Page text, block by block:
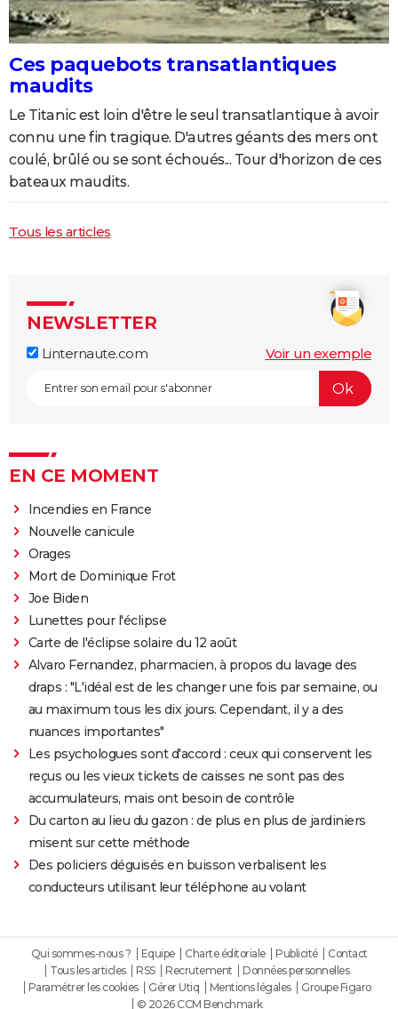
Ces paquebots transatlantiques
maudits
Le Titanic est loin d'être le seul transatlantique à avoir
connu une fin tragique. D'autres géants des mers ont
coulé, brûlé ou se sont échoués... Tour d'horizon de ces
bateaux maudits.
Tous les articles
NEWSLETTER
Linternaute.com Voir un exemple
EN CE MOMENT
Incendies en France
Nouvelle canicule
Orages
Mort de Dominique Frot
Joe Biden
Lunettes pour l'éclipse
Carte de l'éclipse solaire du 12 août
Alvaro Fernandez, pharmacien, à propos du lavage des
draps : "L'idéal est de les changer une fois par semaine, ou
au maximum tous les dix jours. Cependant, il y a des
nuances importantes"
Les psychologues sont d'accord : ceux qui conservent les
reçus ou les vieux tickets de caisses ne sont pas des
accumulateurs, mais ont besoin de contrôle
Du carton au lieu du gazon : de plus en plus de jardiniers
misent sur cette méthode
Des policiers déguisés en buisson verbalisent les
conducteurs utilisant leur téléphone au volant
Qui sommes-nous ? Equipe Charte éditoriale Publicité
Contact
Tous les articles
RSS Recrutement
Données personnelles
Paramétrer les cookies
Gérer Utiq Mentions légales
Groupe Figaro
© 2026 CCM Benchmark